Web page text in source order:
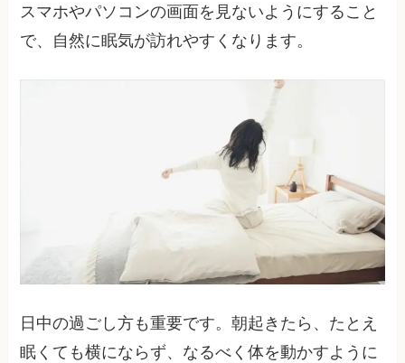
スマホやパソコンの画面を見ないようにすること
で、自然に眠気が訪れやすくなります。
日中の過ごし方も重要です。朝起きたら、たとえ
眠くても横にならず、なるべく体を動かすように